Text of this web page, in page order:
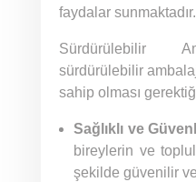
faydalar sunmaktadır.
Sürdürülebilir
sürdürülebilir
sahip olması
Sağlıklı ve
bireylerin ve
şekilde güvenilir ve